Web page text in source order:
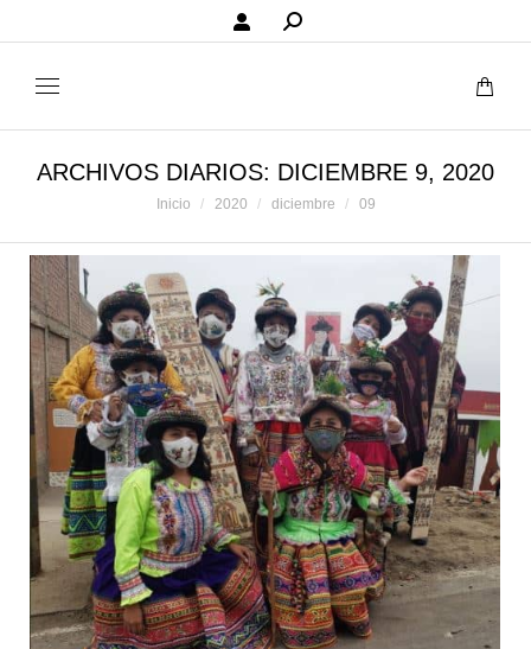
Buscar:
ARCHIVOS DIARIOS: DICIEMBRE 9, 2020
Estás aquí:
Inicio 2020 diciembre 09